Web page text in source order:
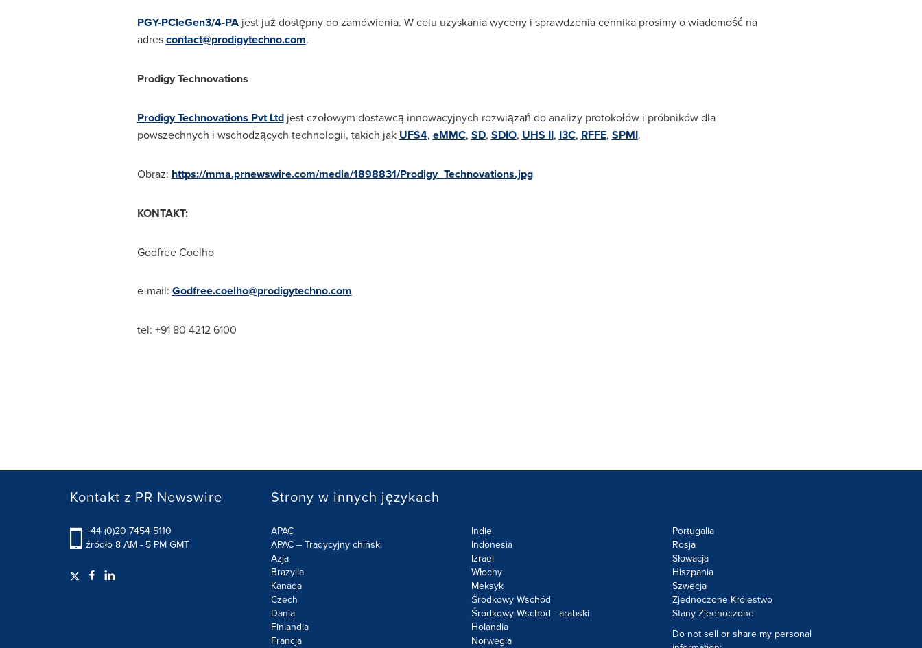
PGY-PCIeGen3/4-PAjest już dostępny do zamówienia. W celu uzyskania wyceny i sprawdzenia cennika prosimy o wiadomość na
adrescontact@prodigytechno.com.
Prodigy Technovations
Prodigy Technovations Pvt Ltdjest czołowym dostawcą innowacyjnych rozwiązań do analizy protokołów i próbników dla
powszechnych i wschodzących technologii, takich jak UFS4, eMMC, SD, SDIO, UHS II, I3C, RFFE, SPMI.
Obraz: https://mma.prnewswire.com/media/1898831/Prodigy_Technovations.jpg
KONTAKT:
Godfree Coelho
e-mail: Godfree.coelho@prodigytechno.com
tel: +91 80 4212 6100
Kontakt z PR Newswire
+44 (0)20 7454 5110
źródło 8 AM - 5 PM GMT
Strony w innych językach
APAC
APAC – Tradycyjny chiński
Azja
Brazylia
Kanada
Czech
Dania
Finlandia
Francja
Indie
Indonesia
Izrael
Włochy
Meksyk
Środkowy Wschód
Środkowy Wschód - arabski
Holandia
Norwegia
Portugalia
Rosja
Słowacja
Hiszpania
Szwecja
Zjednoczone Królestwo
Stany Zjednoczone
Do not sell or share my personal